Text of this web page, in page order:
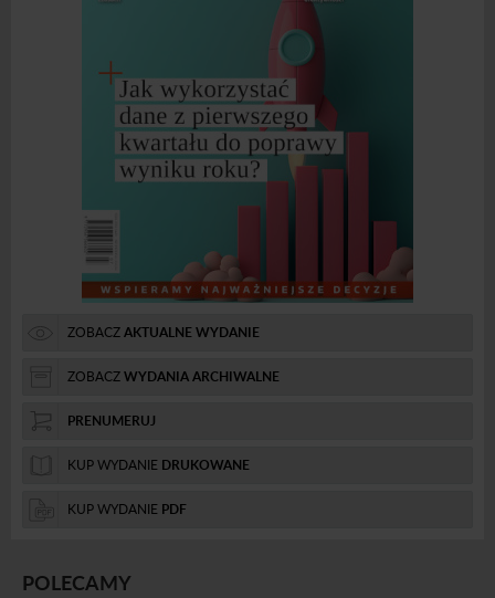
ZOBACZAKTUALNE WYDANIE
ZOBACZWYDANIA ARCHIWALNE
PRENUMERUJ
KUP WYDANIE DRUKOWANE
KUP WYDANIE PDF
POLECAMY